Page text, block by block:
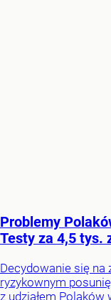
Problemy
Testy za 4,5 tys.
Decydowanie się
ryzykownym
z udziałem